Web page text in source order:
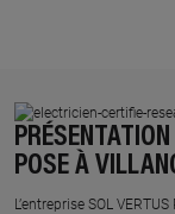
POSE À
L’entreprise SOL